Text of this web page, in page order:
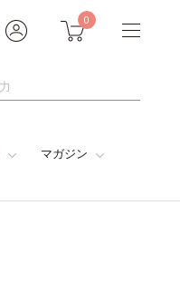
0
マガジン